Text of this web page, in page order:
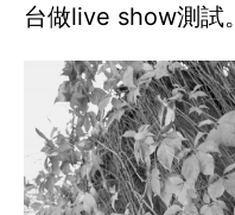
台做live show測試。